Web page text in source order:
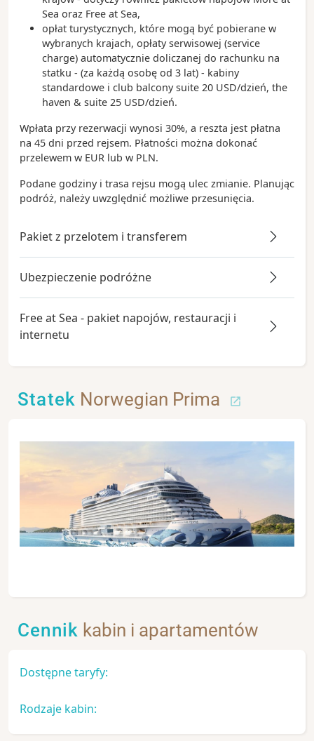
Sea oraz Free at Sea,
opłat turystycznych, które mogą być pobierane w
wybranych krajach, opłaty serwisowej (service
charge) automatycznie doliczanej do rachunku na
statku - (za każdą osobę od 3 lat) - kabiny
standardowe i club balcony suite 20 USD/dzień, the
haven & suite 25 USD/dzień.
Wpłata przy rezerwacji wynosi 30%, a reszta jest płatna
na 45 dni przed rejsem. Płatności można dokonać
przelewem w EUR lub w PLN.
Podane godziny i trasa rejsu mogą ulec zmianie. Planując
podróż, należy uwzględnić możliwe przesunięcia.
Pakiet z przelotem i transferem
Ubezpieczenie podróżne
Free at Sea - pakiet napojów, restauracji i
internetu
Statek Norwegian Prima
Cennik kabin i apartamentów
Dostępne taryfy:
Rodzaje kabin: